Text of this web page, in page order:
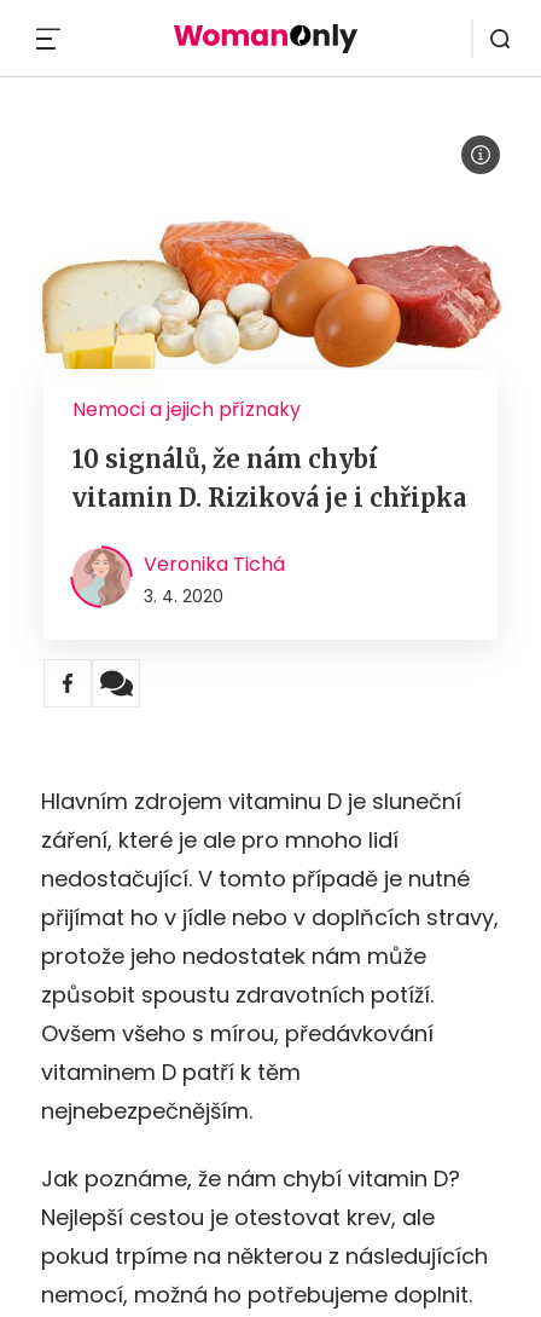
Nemoci a jejich příznaky
10 signálů, že nám chybí
vitamin D. Riziková je i chřipka
Veronika Tichá
3. 4. 2020
Hlavním zdrojem vitaminu D je sluneční
záření, které je ale pro mnoho lidí
nedostačující. V tomto případě je nutné
přijímat ho v jídle nebo v doplňcích stravy,
protože jeho nedostatek nám může
způsobit spoustu zdravotních potíží.
Ovšem všeho s mírou, předávkování
vitaminem D patří k těm
nejnebezpečnějším.
Jak poznáme, že nám chybí vitamin D?
Nejlepší cestou je otestovat krev, ale
pokud trpíme na některou z následujících
nemocí, možná ho potřebujeme doplnit.